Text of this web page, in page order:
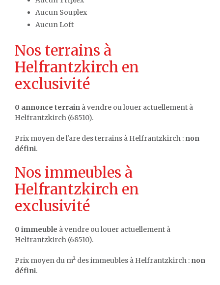
Aucun Souplex
Aucun Loft
Nos terrains à
Helfrantzkirch en
exclusivité
0 annonce terrain à vendre ou louer actuellement à
Helfrantzkirch (68510).
Prix moyen de l'are des terrains à Helfrantzkirch : non
défini.
Nos immeubles à
Helfrantzkirch en
exclusivité
0 immeuble à vendre ou louer actuellement à
Helfrantzkirch (68510).
Prix moyen du m² des immeubles à Helfrantzkirch : non
défini.